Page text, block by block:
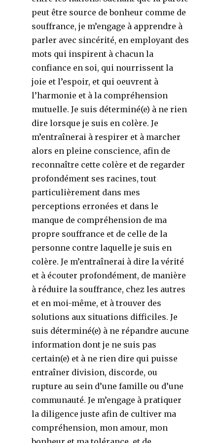
peut être source de bonheur comme de
souffrance, je m’engage à apprendre à
parler avec sincérité, en employant des
mots qui inspirent à chacun la
confiance en soi, qui nourrissent la
joie et l’espoir, et qui oeuvrent à
l’harmonie et à la compréhension
mutuelle. Je suis déterminé(e) à ne rien
dire lorsque je suis en colère. Je
m’entraînerai à respirer et à marcher
alors en pleine conscience, afin de
reconnaître cette colère et de regarder
profondément ses racines, tout
particulièrement dans mes
perceptions erronées et dans le
manque de compréhension de ma
propre souffrance et de celle de la
personne contre laquelle je suis en
colère. Je m’entraînerai à dire la vérité
et à écouter profondément, de manière
à réduire la souffrance, chez les autres
et en moi-même, et à trouver des
solutions aux situations difficiles. Je
suis déterminé(e) à ne répandre aucune
information dont je ne suis pas
certain(e) et à ne rien dire qui puisse
entraîner division, discorde, ou
rupture au sein d’une famille ou d’une
communauté. Je m’engage à pratiquer
la diligence juste afin de cultiver ma
compréhension, mon amour, mon